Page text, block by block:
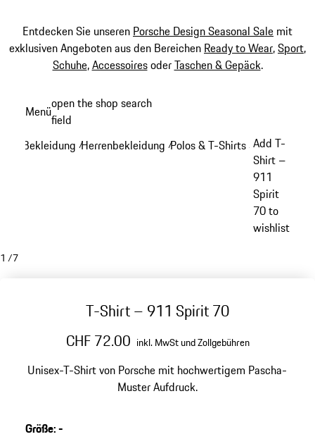
Entdecken Sie unseren Porsche Design Seasonal Sale mit
exklusiven Angeboten aus den Bereichen Ready to Wear,Sport,
Schuhe,AccessoiresoderTaschen & Gepäck.
Hauptinhalt
Menüopen the shop search
field
Bekleidung /Herrenbekleidung /Polos & T-Shirts /Add T-
Shirt –
911
Spirit
70 to
wishlist
1 /7
T-Shirt – 911 Spirit 70
CHF 72.00 inkl. MwSt und Zollgebühren
Unisex-T-Shirt von Porsche mit hochwertigem Pascha-
Muster Aufdruck.
Größe:-